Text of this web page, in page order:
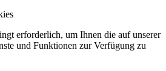
erforderlich, um Ihnen die auf unserer
und Funktionen zur Verfügung zu